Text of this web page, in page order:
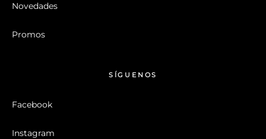
Novedades
Promos
SÍGUENOS
Facebook
Instagram